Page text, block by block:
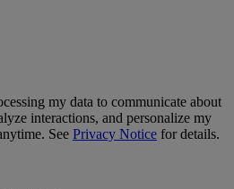
my data to communicate about
interactions, and personalize my
See Privacy Notice for details.